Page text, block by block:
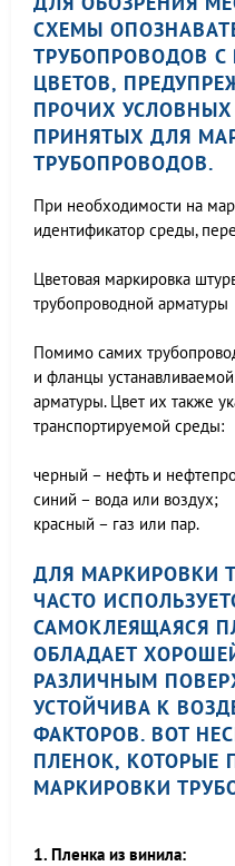
СХЕМЫ
ТРУБОПРОВОДОВ
ЦВЕТОВ,
ПРОЧИХ
ПРИНЯТЫХ ДЛЯ
ТРУБОПРОВОДОВ.
При необходимости на
идентификатор среды,
Цветовая маркировка
трубопроводной арматуры
Помимо самих
и фланцы
арматуры. Цвет их также
транспортируемой среды:
черный – нефть и
синий – вода или воздух;
красный – газ или пар.
ДЛЯ МАРКИРОВКИ
ЧАСТО
САМОКЛЕЯЩАЯСЯ
ОБЛАДАЕТ
РАЗЛИЧНЫМ
УСТОЙЧИВА К
ФАКТОРОВ. ВОТ
ПЛЕНОК, КОТОРЫЕ
МАРКИРОВКИ
1. Пленка из винила: